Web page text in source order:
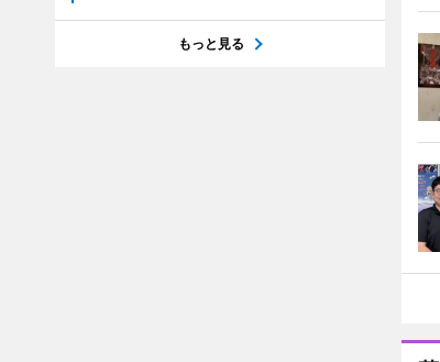
もっと見る